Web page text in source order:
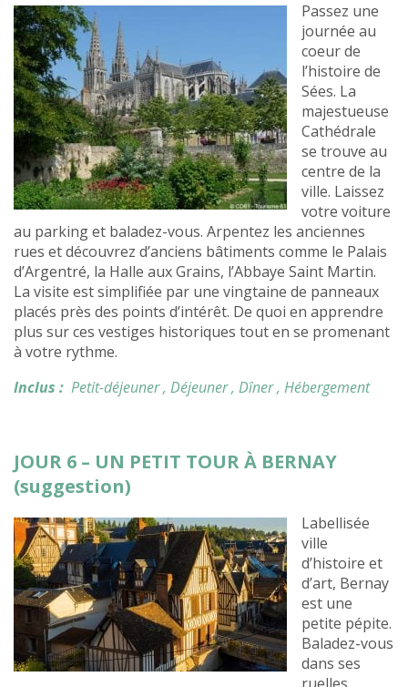
Passez une
journée au
coeur de
l’histoire de
Sées. La
majestueuse
Cathédrale
se trouve au
centre de la
ville. Laissez
votre voiture
au parking et baladez-vous. Arpentez les anciennes
rues et découvrez d’anciens bâtiments comme le Palais
d’Argentré, la Halle aux Grains, l’Abbaye Saint Martin.
La visite est simplifiée par une vingtaine de panneaux
placés près des points d’intérêt. De quoi en apprendre
plus sur ces vestiges historiques tout en se promenant
à votre rythme.
Inclus : Petit-déjeuner, Déjeuner, Dîner, Hébergement
JOUR 6 – UN PETIT TOUR À BERNAY
(suggestion)
Labellisée
ville
d’histoire et
d’art, Bernay
est une
petite pépite.
Baladez-vous
dans ses